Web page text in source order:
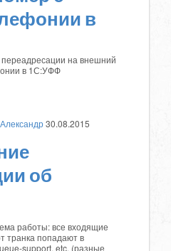
в
на внешний
в 1С:УФФ
30.08.2015
об
работы: все входящие
транка попадают в
support, etc. (разные